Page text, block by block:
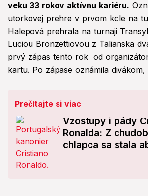
veku 33 rokov aktívnu kariéru.
utorkovej prehre v prvom kole na
Halepová prehrala na turnaji
Luciou Bronzettiovou z Talianska
prvý zápas tento rok, od
kartu. Po zápase oznámila
Prečítajte si viac
Vzostupy i pády
Ronalda: Z
chlapca sa stala